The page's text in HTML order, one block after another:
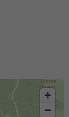
+
−